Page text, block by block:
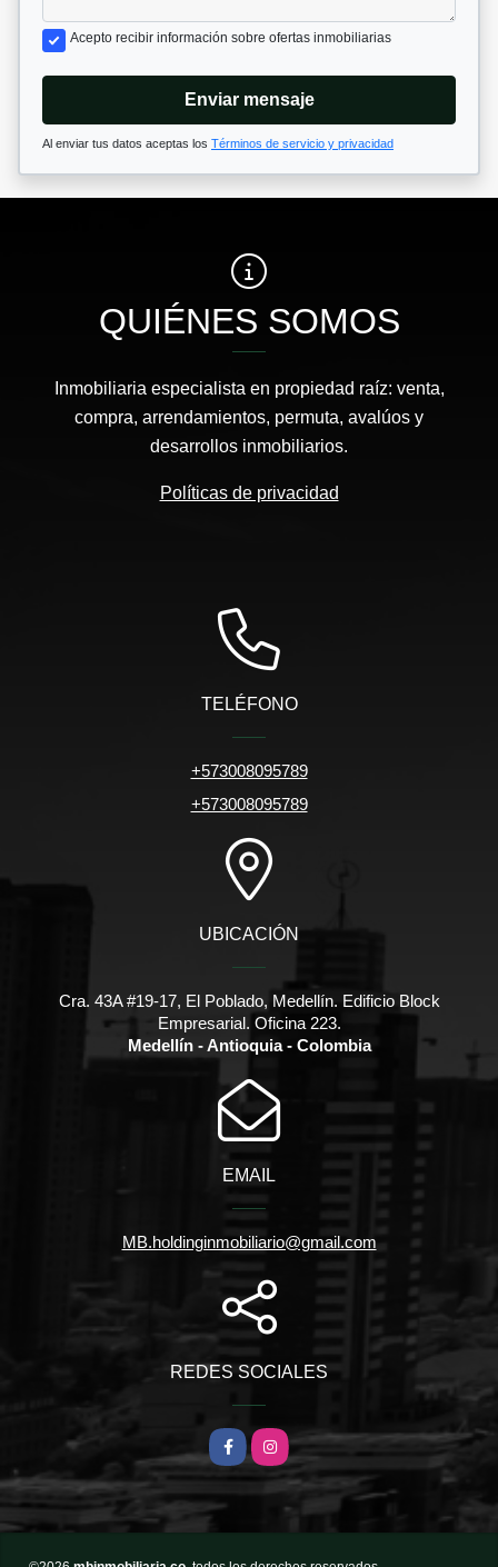
Acepto recibir información sobre ofertas inmobiliarias
Enviar mensaje
Al enviar tus datos aceptas los Términos de servicio y privacidad
QUIÉNES SOMOS
Inmobiliaria especialista en propiedad raíz: venta,
compra, arrendamientos, permuta, avalúos y
desarrollos inmobiliarios.
Políticas de privacidad
TELÉFONO
+573008095789
+573008095789
UBICACIÓN
Cra. 43A #19-17, El Poblado, Medellín. Edificio Block
Empresarial. Oficina 223.
Medellín - Antioquia - Colombia
EMAIL
MB.holdinginmobiliario@gmail.com
REDES SOCIALES
FacebookInstagram